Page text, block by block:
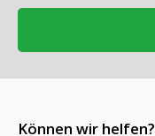
Können wir helfen?